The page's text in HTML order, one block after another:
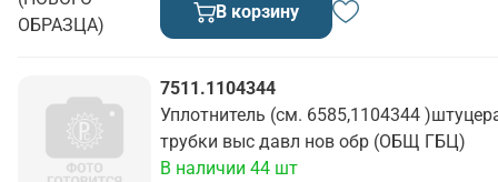
В корзину
7511.1104344
Уплотнитель (см. 6585,1104344
трубки выс давл нов обр (ОБЩ ГБЦ)
В наличии 44 шт